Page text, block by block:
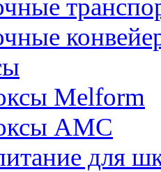
Melform
AMC
для